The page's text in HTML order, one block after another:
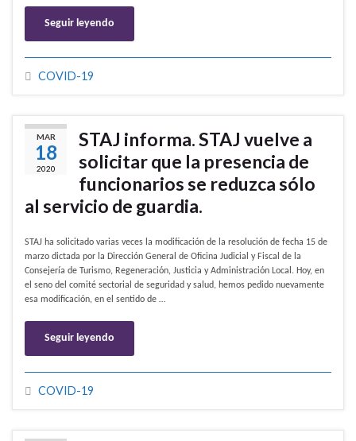
Seguir leyendo
COVID-19
MAR
18
2020
STAJ informa. STAJ vuelve a
solicitar que la presencia de
funcionarios se reduzca sólo
al servicio de guardia.
STAJ ha solicitado varias veces la modificación de la resolución de fecha 15 de
marzo dictada por la Dirección General de Oficina Judicial y Fiscal de la
Consejería de Turismo, Regeneración, Justicia y Administración Local. Hoy, en
el seno del comité sectorial de seguridad y salud, hemos pedido nuevamente
esa modificación, en el sentido de …
Seguir leyendo
COVID-19